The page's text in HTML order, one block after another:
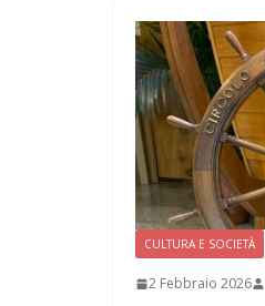
CULTURA E SOCIETÀ
2 Febbraio 2026